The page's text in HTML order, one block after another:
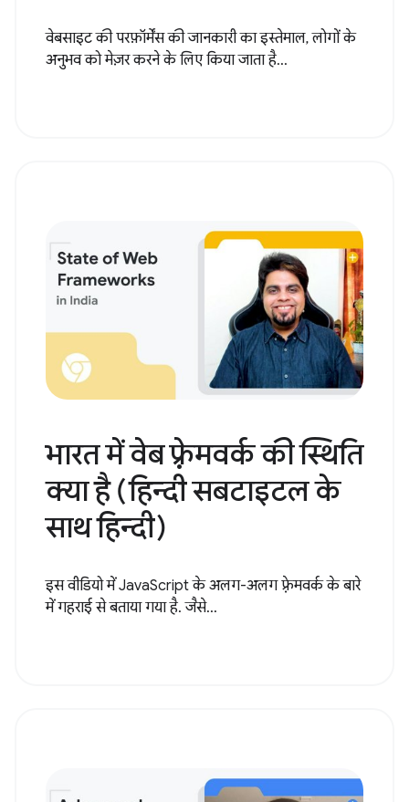
वेबसाइट की परफ़ॉर्मेंस की जानकारी का इस्तेमाल, लोगों के
अनुभव को मेज़र करने के लिए किया जाता है...
भारत में वेब फ़्रेमवर्क की स्थिति
क्या है (हिन्दी सबटाइटल के
साथ हिन्दी)
इस वीडियो में JavaScript के अलग-अलग फ़्रेमवर्क के बारे
में गहराई से बताया गया है. जैसे...